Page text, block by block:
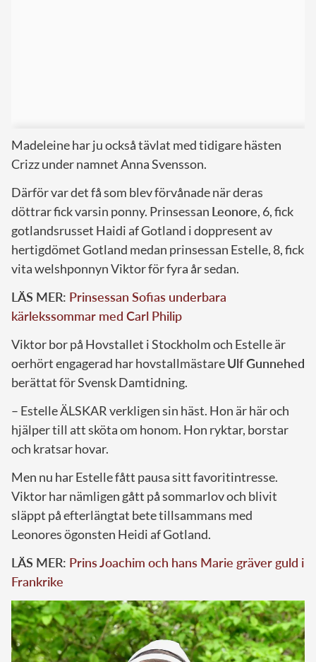
Madeleine har ju också tävlat med tidigare hästen
Crizz under namnet Anna Svensson.
Därför var det få som blev förvånade när deras
döttrar fick varsin ponny. Prinsessan Leonore, 6, fick
gotlandsrusset Haidi af Gotland i doppresent av
hertigdömet Gotland medan prinsessan Estelle, 8, fick
vita welshponnyn Viktor för fyra år sedan.
LÄS MER: Prinsessan Sofias underbara
kärlekssommar med Carl Philip
Viktor bor på Hovstallet i Stockholm och Estelle är
oerhört engagerad har hovstallmästareUlf Gunnehed
berättat för Svensk Damtidning.
– Estelle ÄLSKAR verkligen sin häst. Hon är här och
hjälper till att sköta om honom. Hon ryktar, borstar
och kratsar hovar.
Men nu har Estelle fått pausa sitt favoritintresse.
Viktor har nämligen gått på sommarlov och blivit
släppt på efterlängtat bete tillsammans med
Leonores ögonsten Heidi af Gotland.
LÄS MER: Prins Joachim och hans Marie gräver guld i
Frankrike